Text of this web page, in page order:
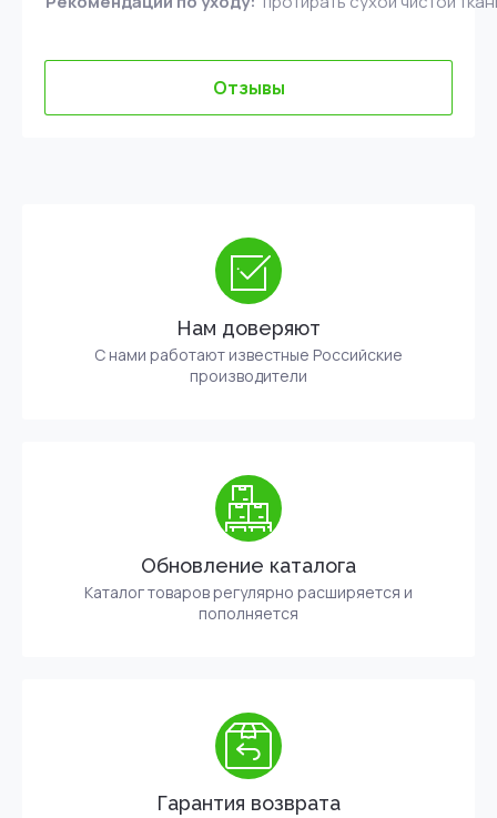
Отзывы
Нам доверяют
С нами работают известные Российские
производители
Обновление каталога
Каталог товаров регулярно расширяется и
пополняется
Гарантия возврата